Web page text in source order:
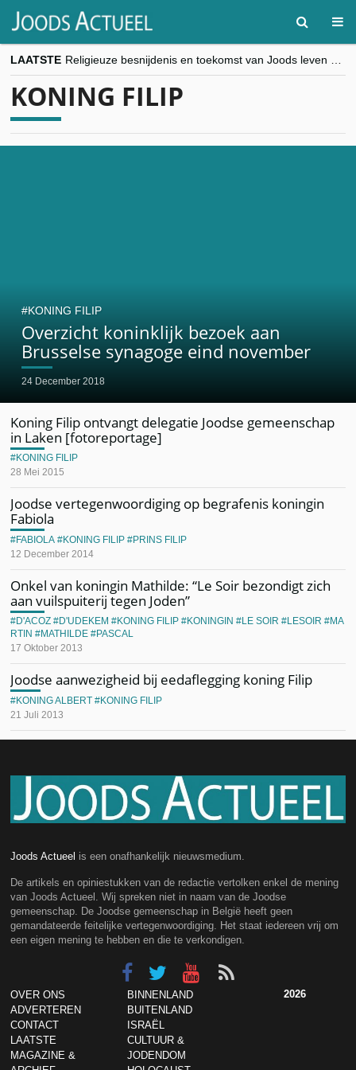
LAATSTE
“Besnijdenisdebat toont hoe moeilijk seculiere Westen minderheden begrijpt”, Jinnih Beels (Vooruit)
KONING FILIP
Overzicht koninklijk bezoek aan
Brusselse synagoge eind november
24 December 2018
KONING FILIP
Koning Filip ontvangt delegatie Joodse gemeenschap
in Laken [fotoreportage]
28 Mei 2015
KONING FILIP
Joodse vertegenwoordiging op begrafenis koningin
Fabiola
12 December 2014
FABIOLA KONING FILIP PRINS FILIP
Onkel van koningin Mathilde: “Le Soir bezondigt zich
aan vuilspuiterij tegen Joden”
17 Oktober 2013
D'ACOZ D'UDEKEM KONING FILIP KONINGIN LE SOIR LESOIR
MA
RTIN
MATHILDE PASCAL
Joodse aanwezigheid bij eedaflegging koning Filip
21 Juli 2013
KONING ALBERT KONING FILIP
Joods Actueel is een onafhankelijk nieuwsmedium.
De artikels en opiniestukken van de redactie vertolken enkel de mening
van Joods Actueel. Wij spreken niet in naam van de Joodse
gemeenschap. De Joodse gemeenschap in België heeft geen
gemandateerde feitelijke vertegenwoordiging. Het staat iedereen vrij om
een eigen mening te hebben en die te verkondigen.
OVER ONS
ADVERTEREN
CONTACT
LAATSTE
MAGAZINE &
BINNENLAND
BUITENLAND
ISRAËL
CULTUUR &
JODENDOM
2026